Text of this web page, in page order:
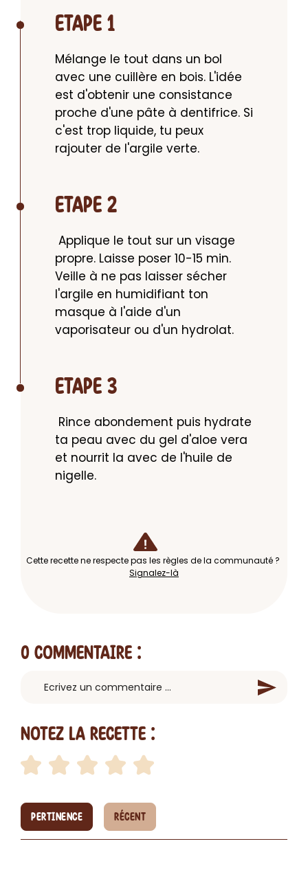
ETAPE 1
Mélange le tout dans un bol
avec une cuillère en bois. L'idée
est d'obtenir une consistance
proche d'une pâte à dentifrice. Si
c'est trop liquide, tu peux
rajouter de l'argile verte.
ETAPE 2
propre. Laisse poser 10-15 min.
Veille à ne pas laisser sécher
l'argile en humidifiant ton
masque à l'aide d'un
vaporisateur ou d'un hydrolat.
ETAPE 3
ta peau avec du gel d'aloe vera
et nourrit la avec de l'huile de
nigelle.
Cette recette ne respecte pas les règles de la communauté ?
Signalez-là
0 Commentaire :
Notez la recette :
PERTINENCE RÉCENT